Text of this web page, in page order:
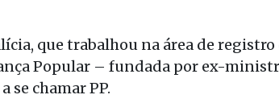
que trabalhou na área de
Popular – fundada por ex-
se chamar PP.